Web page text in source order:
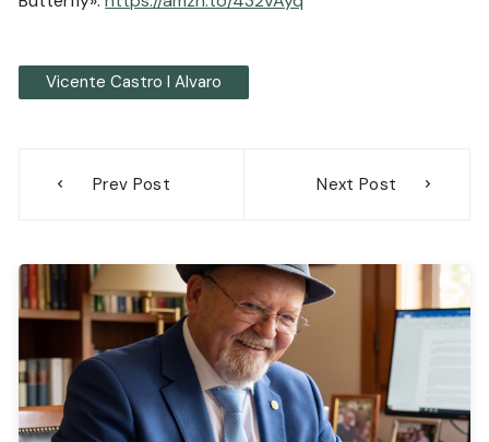
Vicente Castro I Alvaro
Prev Post Next Post